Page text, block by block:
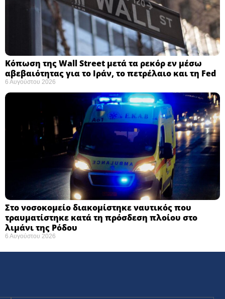
Κόπωση της Wall Street μετά τα ρεκόρ εν μέσω
αβεβαιότητας για το Ιράν, το πετρέλαιο και τη Fed
6 Αυγούστου 2026
Στο νοσοκομείο διακομίστηκε ναυτικός που
τραυματίστηκε κατά τη πρόσδεση πλοίου στο
λιμάνι της Ρόδου
6 Αυγούστου 2026